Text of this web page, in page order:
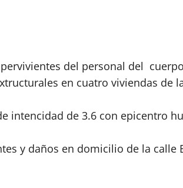
del personal del
en cuatro viviendas de
intencidad de 3.6 con epicentro
y daños en domicilio de la calle